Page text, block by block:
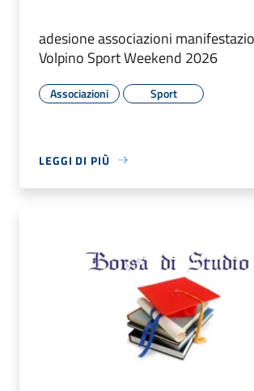
adesione associazioni
Volpino Sport Weekend 2026
Associazioni Sport
LEGGI DI PIÙ